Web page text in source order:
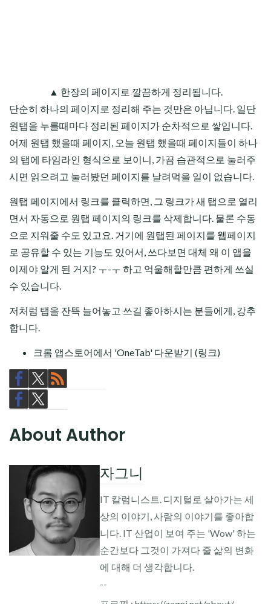
▲ 한장의 페이지로 깔끔하게 정리됩니다.
단순히 하나의 페이지로 정리해 주는 것만은 아닙니다. 일단
원탭을 누를때마다 정리된 페이지가 순차적으로 쌓입니다.
어제 원탭 했을때 페이지, 오늘 원탭 했을때 페이지들이 하나
의 탭에 타임라인 형식으로 보이니, 가끔 습관적으로 눌러주
시면 읽으려고 눌러봤던 페이지를 날려먹을 일이 없습니다.
원탭 페이지에서 링크를 클릭하면, 그 링크가 새 탭으로 열리
면서 자동으로 원탭 페이지의 링크를 삭제합니다. 물론 수동
으로 지워줄 수도 있고요. 거기에 원탭된 페이지를 웹페이지
로 공유할 수 있는 기능도 있어서, 쓰다보면 대체 왜 이 앱을
이제야 알게 된 거지? ㅜ-ㅜ 하고 억울해할만큼 편하게 쓰실
수 있습니다.
저처럼 탭을 잔뜩 늘어놓고 쓰길 좋아하시는 분들에게, 강추
합니다.
크롬 앱스토어에서 'OneTab' 다운받기 (링크)
About Author
자그니
IT 칼럼니스트. 디지털로 살아가는 세
상의 이야기, 사람의 이야기를 좋아합
니다. IT 산업이 보여 주는 'Wow' 하는
순간보다 그것이 가져다 줄 삶의 변화
에 대해 더 생각합니다.
--